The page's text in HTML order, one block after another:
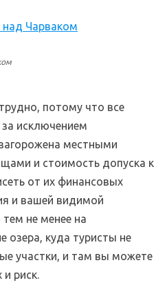
потому что все
исключением
местными
и стоимость допуска к
от их финансовых
и вашей видимой
не менее на
озера, куда туристы не
участки, и там вы можете
и риск.